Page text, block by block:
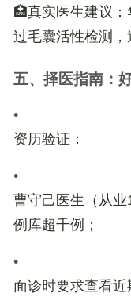
🏥真实医生建议
过毛囊活性检测
五、择医指南：
•
资历验证 ：
•
曹守己医生（从
例库超千例；
•
面诊时要求查看近